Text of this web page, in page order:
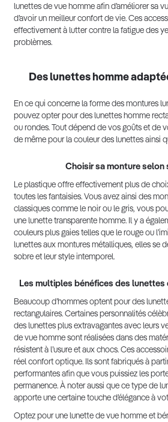
lunettes de vue homme afin d’améliorer sa
d’avoir un meilleur confort de vie. Ces
effectivement à lutter contre la fatigue des
problèmes.
Des lunettes homme
En ce qui concerne la forme des montures
pouvez opter pour des lunettes homme
ou rondes. Tout dépend de vos goûts et de
de même pour la couleur des lunettes ainsi
Choisir sa monture selon
Le plastique offre effectivement plus de
toutes les fantaisies. Vous avez ainsi des
classiques comme le noir ou le gris, vous
une lunette transparente homme. Il y a
couleurs plus gaies telles que le rouge ou
lunettes aux montures métalliques, elles se
sobre et leur style intemporel.
Les multiples bénéfices des lunettes
Beaucoup d’hommes optent pour des
rectangulaires. Certaines personnalités
des lunettes plus extravagantes avec leurs
de vue homme sont réalisées dans des
résistent à l’usure et aux chocs. Ces
réel confort optique. Ils sont fabriqués à
performantes afin que vous puissiez les
permanence. À noter aussi que ce type de
apporte une certaine touche d’élégance à
Optez pour une lunette de vue homme et